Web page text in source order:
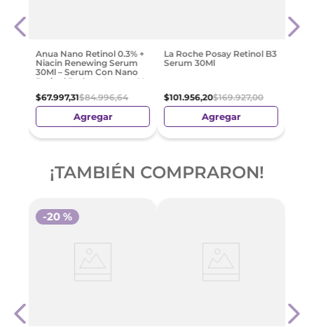
Anua Nano Retinol 0.3% +
Niacin Renewing Serum
30Ml – Serum Con Nano
Retinol Reduce Arrugas Y
$67.997,31$84.996,64
Agregar
La Roche Posay Retinol B3
Serum 30Ml
$101.956,20$169.927,00
Agregar
¡TAMBIÉN COMPRARON!
-20 %